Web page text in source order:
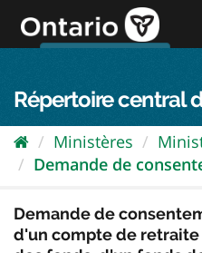
directement
au
Répertoire central
Ministères
Demande de
Demande de
d'un compte de